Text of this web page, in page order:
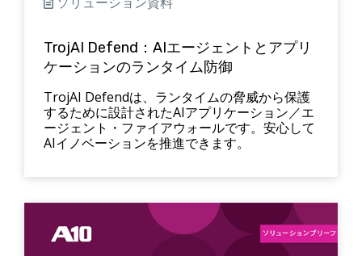
TrojAI Defend：AIエージェントとアプリ
ケーションのランタイム防御
TrojAI Defendは、ランタイムの脅威から保護
するために設計されたAIアプリケーション／エ
ージェント・ファイアウォールです。安心して
AIイノベーションを推進できます。